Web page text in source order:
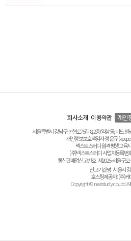
회사소개 이용약관 개인
서울특별시 강남구 논현로75길 8, 2층(역삼동, 비드
개인정보보호책임자 정운규
넥스트스터디 원격평생교육
(주)넥스트스터디 사업자등록번
통신판매업신고번호 : 제2025-서울구로
신고기관명 : 서울시
호스팅제공자 : (주)케
Copyright © nextstudy.co.,Ltd.